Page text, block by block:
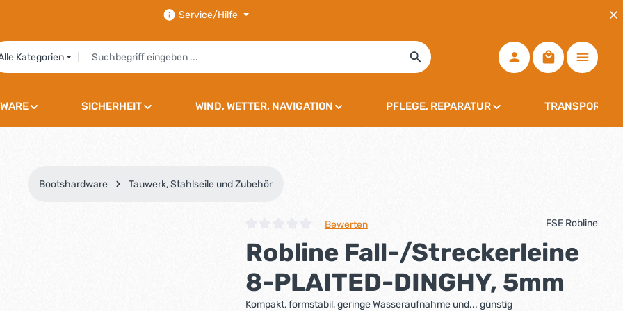
Service/Hilfe
Kategorien
Warenkorb
SICHERHEIT WIND, WETTER, NAVIGATION PFLEGE, REPARATUR TRANSPORT,
Bootshardware Tauwerk, Stahlseile und Zubehör
Durchschnittliche Bewertung von 0 von 5 Sternen
Bewerten FSE Robline
Robline Fall-/Streckerleine
8-PLAITED-DINGHY, 5mm
Kompakt, formstabil, geringe Wasseraufnahme und... günstig